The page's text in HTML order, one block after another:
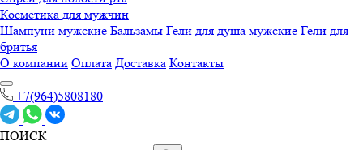
Косметика для мужчин
Шампуни мужские Бальзамы Гели для душа мужские Гели для
бритья
О компании Оплата Доставка Контакты
+7(964)5808180
ПОИСК